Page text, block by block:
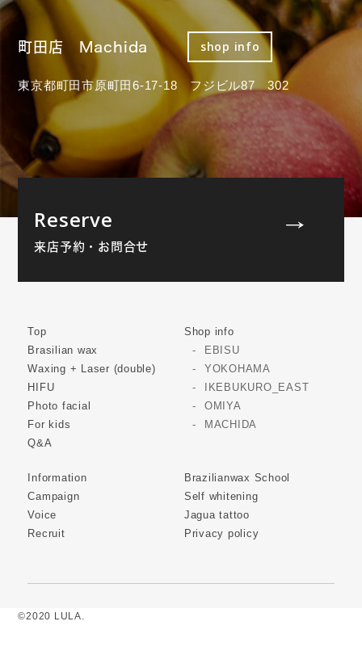
町田店 Machida shop info
東京都町田市原町田6-17-18 フジビル87 302
Reserve
来店予約・お問合せ
Top
Brasilian wax
Waxing + Laser (double)
HIFU
Photo facial
For kids
Q&A
Shop info
EBISU
YOKOHAMA
IKEBUKURO_EAST
OMIYA
MACHIDA
Information
Campaign
Voice
Recruit
Brazilianwax School
Self whitening
Jagua tattoo
Privacy policy
©2020 LULA.